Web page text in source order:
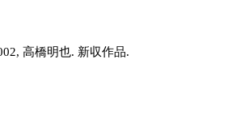
高橋明也. 新収作品.